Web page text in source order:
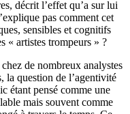
décrit l’effet qu’a sur lui
pas comment cet
sensibles et cognitifs
« artistes trompeurs » ?
de nombreux analystes
la question de l’agentivité
étant pensé comme une
mais souvent comme